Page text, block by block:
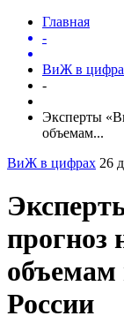
Главная
-
ВиЖ в
-
Эксперты
объемам...
ВиЖ в цифрах 26
прогноз
объемам
России